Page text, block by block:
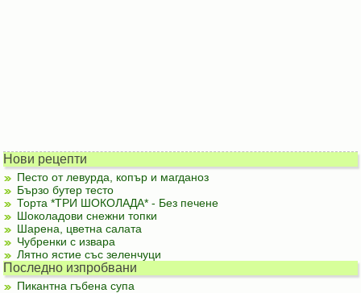
Нови рецепти
Песто от левурда, копър и магданоз
Бързо бутер тесто
Торта *ТРИ ШОКОЛАДА* - Без печене
Шоколадови снежни топки
Шарена, цветна салата
Чубренки с извара
Лятно ястие със зеленчуци
Последно изпробвани
Пикантна гъбена супа